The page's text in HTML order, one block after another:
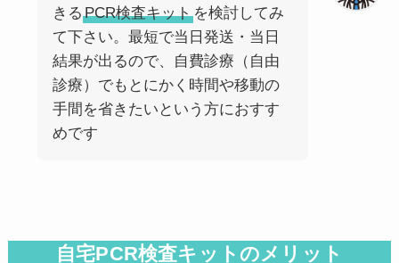
きる PCR検査キットを検討してみ
て下さい。最短で当日発送・当日
結果が出るので、自費診療（自由
診療）でもとにかく時間や移動の
手間を省きたいという方におすす
めです
自宅PCR検査キットのメリット